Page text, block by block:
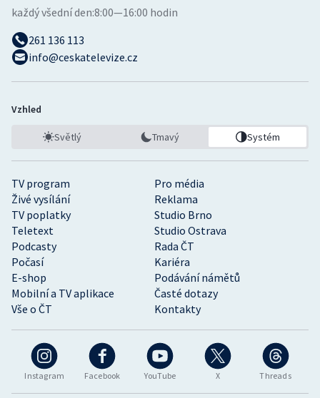
Instagram Facebook YouTube X Threads
TV program
Pro média
Živé vysílání
Reklama
TV poplatky
Studio Brno
Teletext
Studio Ostrava
Podcasty
Rada ČT
Počasí
Kariéra
E-shop
Podávání námětů
Mobilní a TV aplikace
Časté dotazy
Vše o ČT
Kontakty
každý všední den:8:00—16:00 hodin
261 136 113
info@ceskatelevize.cz
Vzhled
Světlý Tmavý Systém